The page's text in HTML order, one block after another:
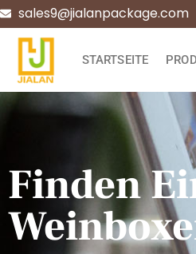
sales9@jialanpackage.com
STARTSEITE
Finden